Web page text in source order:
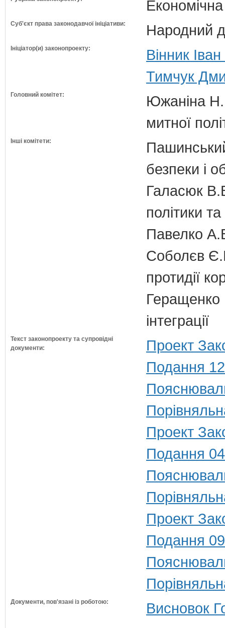
Суб'єкт права законодавчої ініціативи: Народний
Ініціатор(и) законопроекту:
Вінник
Тимчук
Головний комітет:
Южаніна
митної
Інші комітети:
безпеки і
Галасюк
політики
Павелко
Соболєв
протидії
Геращенко
інтеграції
Текст законопроекту та супровідні
документи:
Проект
Подання
Проект
Подання
Проект
Подання
Документи, пов'язані із роботою: Висновок